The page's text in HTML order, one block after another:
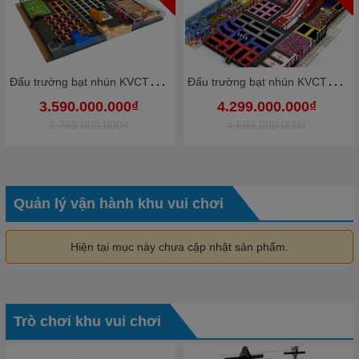
Đ
ấu trường bạt nhún KVCTP9012- Trampoline park rộng lớn chuẩn quốc tế - Công viên bạt nhún vôi nhộn
3.590.000.000₫
Đ
ấu trường bạt nhún KVCTP9010- Trampoline park rộng lớn chuẩn quốc tế - Công viên bạt nhún vôi nhộn
4.299.000.000₫
Quản lý vận hành khu vui chơi
Hiện tại mục này chưa cập nhật sản phẩm.
Trò chơi khu vui chơi